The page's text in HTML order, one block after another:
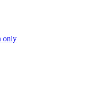
only